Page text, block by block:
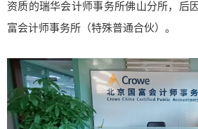
资质的瑞华会计师事务所佛山分所，后
富会计师事务所（特殊普通合伙）。